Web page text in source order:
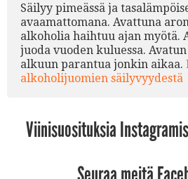
Säilyy pimeässä ja
avaamattomana. Avattuna
alkoholia haihtuu ajan myötä.
juoda vuoden kuluessa.
alkuun parantua jonkin aikaa.
alkoholijuomien säilyvyydestä
Viinisuosituksia